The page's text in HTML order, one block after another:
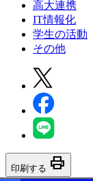
高大連携
IT情報化
学生の活動
その他
印刷する print